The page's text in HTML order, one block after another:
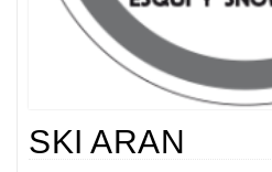
SKI ARAN